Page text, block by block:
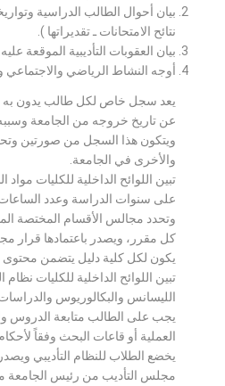
بيان أحوال الطالب الدراسية
نتائح الامتحانات ـ تقديراتها ).
بيان العقوبات التأديبية الموقعة عليه.
أوجه النشاط الرياضي
يعد سجل خاص لكل طالب يدون به
عن تاريخ خروجه من الجامعة
ويتكون هذا السجل من صورتين
والأخرى في الجامعة.
تبين اللوائح الداخلية للكليات مواد
على سنوات الدراسة وعدد
وتحدد مجالس الأقسام المختصة
كل مقرر، ويصدر باعتمادها قرار
يكون لكل كلية دليل يتضمن محتوى
تبين اللوائح الداخلية للكليات
الليسانس والبكالوريوس والدراسات
يجب على الطالب متابعة الدروس
العملية أو قاعات البحث وفقاً لأحكام
يخضع الطلاب للنظام التأديبي
مجلس التأديب من رئيس الجامعة